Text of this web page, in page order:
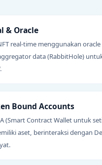
& Oracle
real-time menggunakan oracle
data (RabbitHole)
Bound Accounts
(Smart Contract Wallet untuk
aset, berinteraksi dengan